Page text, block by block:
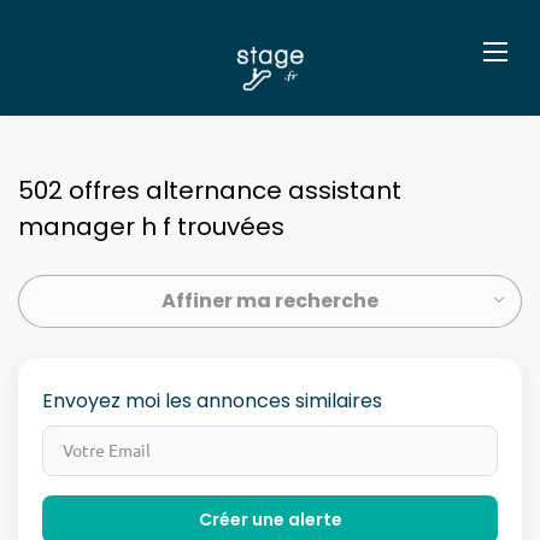
502 offres alternance assistant
manager h f trouvées
Affiner ma recherche
Envoyez moi les annonces similaires